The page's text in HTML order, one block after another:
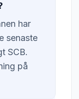
har
senaste
SCB.
på